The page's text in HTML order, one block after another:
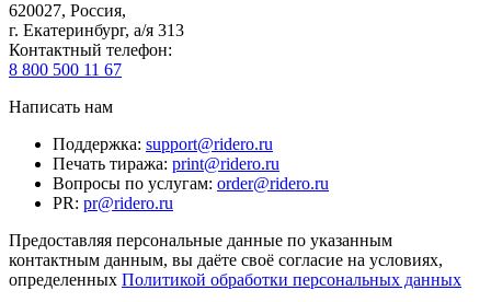
620027, Россия,
г. Екатеринбург, а/я 313
Контактный телефон:
8 800 500 11 67
Написать нам
Поддержка: support@ridero.ru
Печать тиража: print@ridero.ru
Вопросы по услугам: order@ridero.ru
PR: pr@ridero.ru
Предоставляя персональные данные по указанным
контактным данным, вы даёте своё согласие на условиях,
определенных Политикой обработки персональных данных